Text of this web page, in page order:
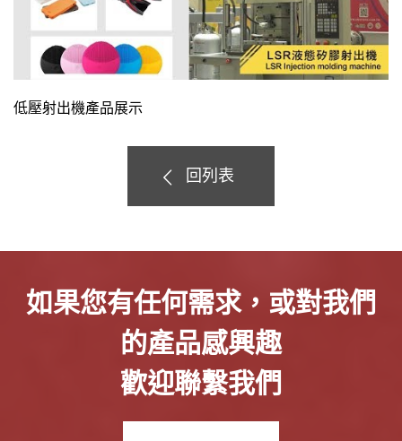
低壓射出機產品展示
回列表
如果您有任何需求，或對我們
的產品感興趣
歡迎聯繫我們